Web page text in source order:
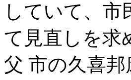
していて、
て見直しを求
父 市の久喜